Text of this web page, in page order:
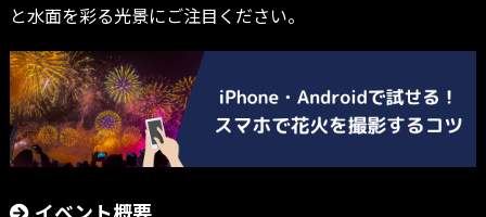
と水面を彩る光景にご注目ください。